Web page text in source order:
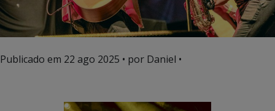
Publicado em 22 ago 2025 • por Daniel •